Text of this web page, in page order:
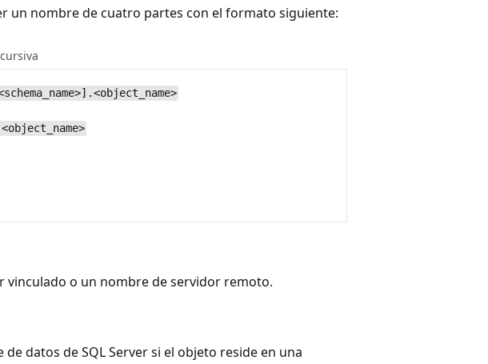
un nombre de cuatro partes con el formato siguiente:
vinculado o un nombre de servidor remoto.
datos de SQL Server si el objeto reside en una